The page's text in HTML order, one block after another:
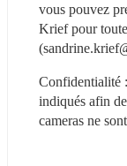
vous pouvez
Krief pour toute
Confidentialité
indiqués afin
cameras ne